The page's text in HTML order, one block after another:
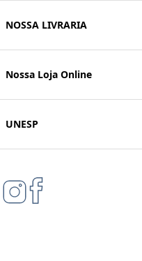
NOSSA LIVRARIA
Nossa Loja Online
UNESP